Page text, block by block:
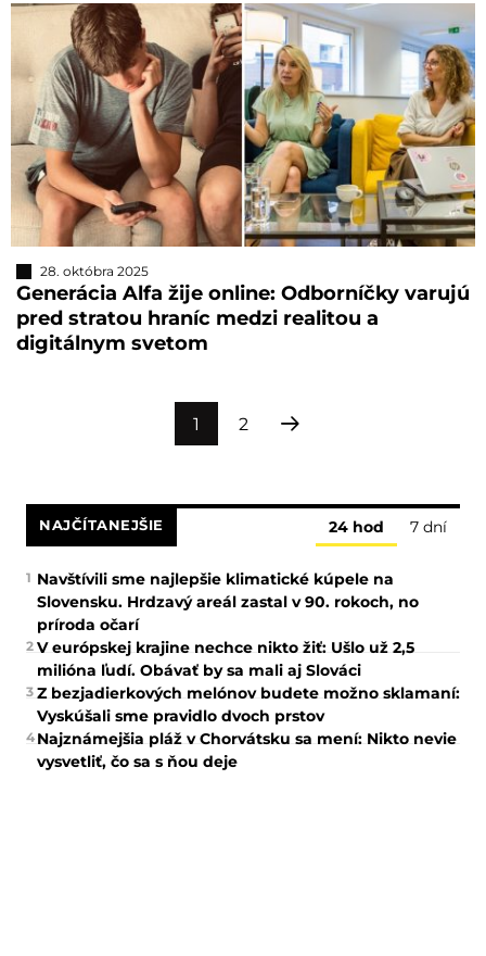
28. októbra 2025
Generácia Alfa žije online: Odborníčky varujú
pred stratou hraníc medzi realitou a
digitálnym svetom
1 2
NAJČÍTANEJŠIE 24 hod 7 dní
1 Navštívili sme najlepšie klimatické kúpele na
Slovensku. Hrdzavý areál zastal v 90. rokoch, no
príroda očarí
2 V európskej krajine nechce nikto žiť: Ušlo už 2,5
milióna ľudí. Obávať by sa mali aj Slováci
3 Z bezjadierkových melónov budete možno sklamaní:
Vyskúšali sme pravidlo dvoch prstov
4 Najznámejšia pláž v Chorvátsku sa mení: Nikto nevie
vysvetliť, čo sa s ňou deje